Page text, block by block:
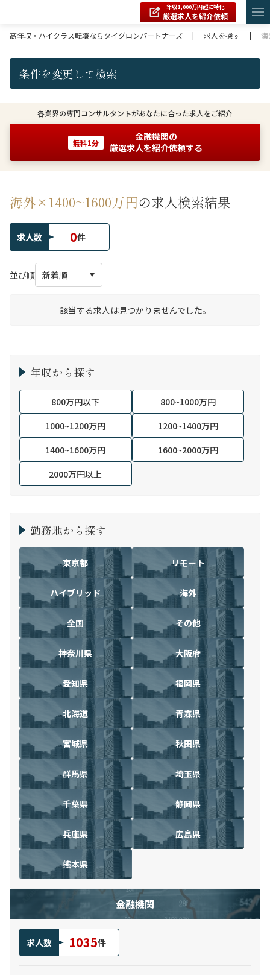
年収1,000万円超に特化
厳選求人を紹介依頼
高年収・ハイクラス転職ならタイグロンパートナーズ
| 求人を探す |
条件を変更して検索
各業界の専門コンサルタントがあなたに合った求人をご紹介
無料1分
金融機関の
厳選求人を紹介依頼する
海外×1400~1600万円の求人検索結果
求人数 0件
並び順
該当する求人は見つかりませんでした。
年収から探す
800万円以下
800~1000万円
1000~1200万円
1200~1400万円
1400~1600万円
1600~2000万円
2000万円以上
勤務地から探す
東京都 リモート
ハイブリッド 海外
全国 その他
神奈川県 大阪府
愛知県 福岡県
北海道 青森県
宮城県 秋田県
群馬県 埼玉県
千葉県 静岡県
兵庫県 広島県
熊本県
金融機関
求人数 1035件